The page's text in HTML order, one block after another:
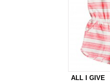
ALL I GIVE